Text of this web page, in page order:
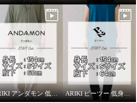
ARIKI アンダモン 低身長スタッフがはいてみました！ ARIKI ピーツー 低身長スタッフがはいてみました！